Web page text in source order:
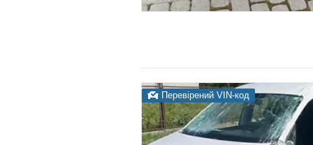
Перевірений VIN-код